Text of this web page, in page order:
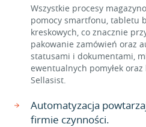
Wszystkie procesy
pomocy smartfonu, tabletu
kreskowych, co znacznie
pakowanie zamówień oraz
statusami i dokumentami,
ewentualnych pomyłek
Sellasist.
Automatyzacja
firmie czynności.